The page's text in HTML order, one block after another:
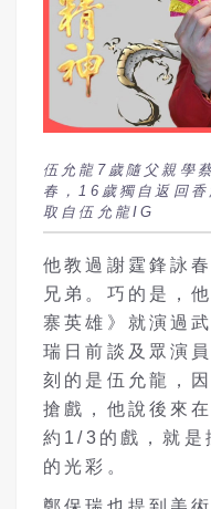
伍允龍7歲隨父親學
春，16歲獨自返回
取自伍允龍IG
他教過謝霆鋒詠
兄弟。巧的是，
寨英雄》就演過
瑞日前談及眾演
刻的是伍允龍，
搶戲，他說後來
約1/3的戲，就是
的光彩。